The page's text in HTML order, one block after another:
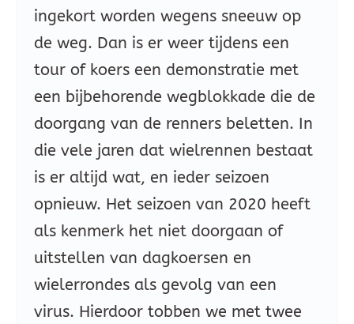
ingekort worden wegens sneeuw op
de weg. Dan is er weer tijdens een
tour of koers een demonstratie met
een bijbehorende wegblokkade die de
doorgang van de renners beletten. In
die vele jaren dat wielrennen bestaat
is er altijd wat, en ieder seizoen
opnieuw. Het seizoen van 2020 heeft
als kenmerk het niet doorgaan of
uitstellen van dagkoersen en
wielerrondes als gevolg van een
virus. Hierdoor tobben we met twee